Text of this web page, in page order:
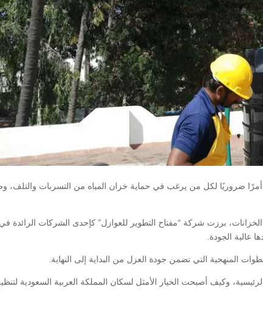
أمرًا ضروريًا لكل من يرغب في حماية خزان المياه من التسربات والتلف،
برزت شركة “مفتاح التطوير للعوازل” كإحدى الشركات الرائدة في
عالية الجودة.
المنهجية التي تضمن جودة العزل من البداية إلى النهاية.
وكيف أصبحت الخيار الأمثل لسكان المملكة العربية السعودية